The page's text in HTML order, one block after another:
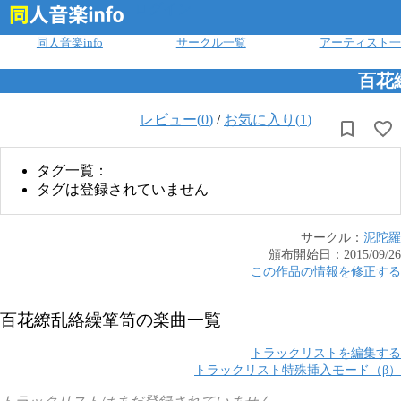
同人音楽info サークル一覧 アーティスト
百花
レビュー(0) / お気に入り(1)
タグ一覧：
タグは登録されていません
サークル： 泥陀羅
頒布開始日： 2015/09/26
この作品の情報を修正する
百花繚乱絡繰箪笥の楽曲一覧
トラックリストを編集する
トラックリスト特殊挿入モード（β）